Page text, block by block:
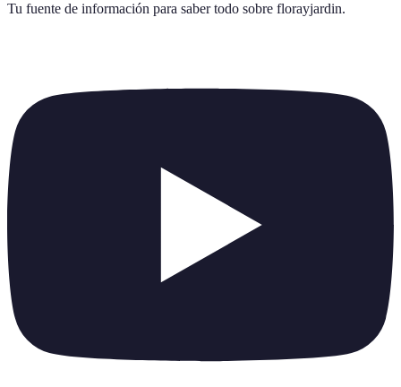
Tu fuente de información para saber todo sobre florayjardin.